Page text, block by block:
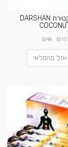
חבילת קטורת DARSHAN
₪10
₪15
אזל מהמלאי